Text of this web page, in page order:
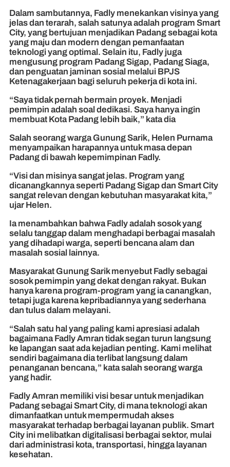
Dalam sambutannya, Fadly menekankan visinya yang
jelas dan terarah, salah satunya adalah program Smart
City, yang bertujuan menjadikan Padang sebagai kota
yang maju dan modern dengan pemanfaatan
teknologi yang optimal. Selain itu, Fadly juga
mengusung program Padang Sigap, Padang Siaga,
dan penguatan jaminan sosial melalui BPJS
Ketenagakerjaan bagi seluruh pekerja di kota ini.
“Saya tidak pernah bermain proyek. Menjadi
pemimpin adalah soal dedikasi. Saya hanya ingin
membuat Kota Padang lebih baik,” kata dia
Salah seorang warga Gunung Sarik, Helen Purnama
menyampaikan harapannya untuk masa depan
Padang di bawah kepemimpinan Fadly.
“Visi dan misinya sangat jelas. Program yang
dicanangkannya seperti Padang Sigap dan Smart City
sangat relevan dengan kebutuhan masyarakat kita,”
ujar Helen.
Ia menambahkan bahwa Fadly adalah sosok yang
selalu tanggap dalam menghadapi berbagai masalah
yang dihadapi warga, seperti bencana alam dan
masalah sosial lainnya.
Masyarakat Gunung Sarik menyebut Fadly sebagai
sosok pemimpin yang dekat dengan rakyat. Bukan
hanya karena program-program yang ia canangkan,
tetapi juga karena kepribadiannya yang sederhana
dan tulus dalam melayani.
“Salah satu hal yang paling kami apresiasi adalah
bagaimana Fadly Amran tidak segan turun langsung
ke lapangan saat ada kejadian penting. Kami melihat
sendiri bagaimana dia terlibat langsung dalam
penanganan bencana,” kata salah seorang warga
yang hadir.
Fadly Amran memiliki visi besar untuk menjadikan
Padang sebagai Smart City, di mana teknologi akan
dimanfaatkan untuk mempermudah akses
masyarakat terhadap berbagai layanan publik. Smart
City ini melibatkan digitalisasi berbagai sektor, mulai
dari administrasi kota, transportasi, hingga layanan
kesehatan.